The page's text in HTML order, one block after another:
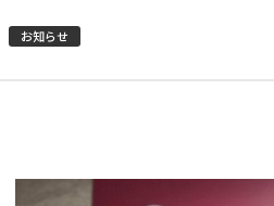
お知らせ